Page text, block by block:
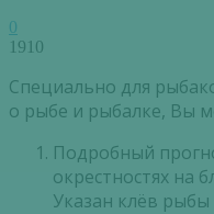
0
1910
Специально для
о рыбе и рыбалке, Вы
Подробный
окрестностях на
Указан клёв рыбы